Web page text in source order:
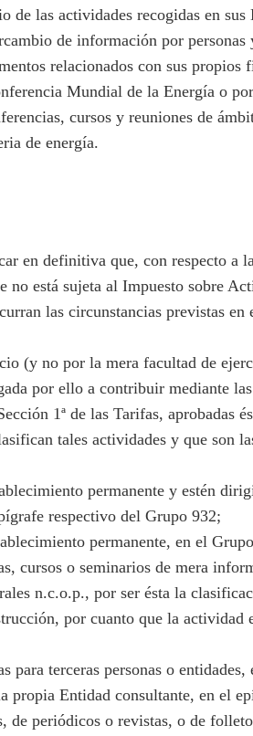
las actividades recogidas en sus
de información por
relacionados con sus propios
Mundial de la Energía o
cursos y reuniones de
de energía.
en definitiva que, con respecto a
no está sujeta al Impuesto sobre
las circunstancias previstas
(y no por la mera facultad de
por ello a contribuir mediante
1ª de las Tarifas, aprobadas
tales actividades y que son
permanente y estén
respectivo del Grupo 932;
permanente, en el
cursos o seminarios de mera
n.c.o.p., por ser ésta la
por cuanto que la actividad
terceras personas o
Entidad consultante, en el
de periódicos o revistas, o de